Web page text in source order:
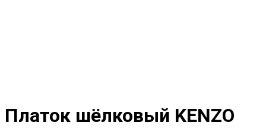
Платок шёлковый KENZO